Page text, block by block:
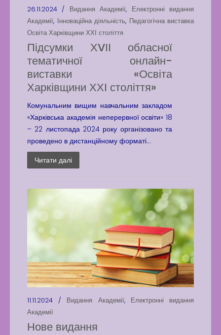
26.11.2024 / Видання Академії, Електронні видання
Академії, Інноваційна діяльність, Педагогічна виставка
Освіта Харківщини ХХІ століття
Підсумки ХVІІ обласної
тематичної онлайн-
виставки «Освіта
Харківщини ХХІ століття»
Комунальним вищим навчальним закладом
«Харківська академія неперервної освіти» 18
– 22 листопада 2024 року організовано та
проведено в дистанційному форматі...
Читати далі
11.11.2024 / Видання Академії, Електронні видання
Академії
Нове видання